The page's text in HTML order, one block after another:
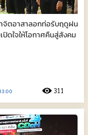
จิตอาสาลอกท่อรับฤดูฝน
ดใจให้โอกาศคืนสู่สังคม
311